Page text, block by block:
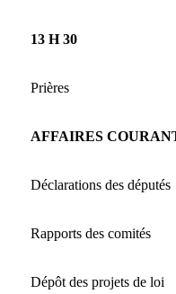
13 H 30
Prières
AFFAIRES
Déclarations des députés
Rapports des comités
Dépôt des projets de loi